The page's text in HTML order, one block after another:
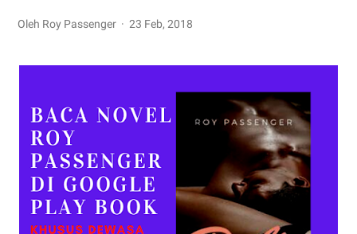
Oleh Roy Passenger 23 Feb, 2018